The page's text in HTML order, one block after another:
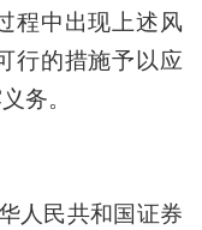
程中出现上述风
行的措施予以应
务。
人民共和国证券